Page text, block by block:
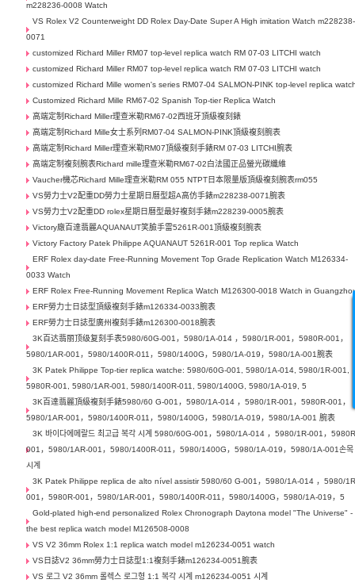
m228236-0008 Watch
VS Rolex V2 Counterweight DD Rolex Day-Date Super A High imitation Watch m228238-
0071
customized Richard Miller RM07 top-level replica watch RM 07-03 LITCHI watch
customized Richard Miller RM07 top-level replica watch RM 07-03 LITCHI watch
customized Richard Mille women's series RM07-04 SALMON-PINK top-level replica
Customized Richard Mille RM67-02 Spanish Top-tier Replica Watch
高端定制Richard Miller理查米勒RM67-02西班牙頂級複刻錶
高端定制Richard Mille女士系列RM07-04 SALMON-PINK頂級複刻腕表
高端定制Richard Miller理查米勒RM07頂級複刻手錶RM 07-03 LITCHI腕表
高端定制複刻腕表Richard mille理查米勒RM67-02白法國正品螢光碳纖維
Vaucher機芯Richard Mille理查米勒RM 055 NTPT日本限量版頂級複刻腕表rm055
VS勞力士V2配重DD勞力士星期日曆型超A高仿手錶m228238-0071腕表
VS勞力士V2配重DD rolex星期日曆型最好複刻手錶m228239-0005腕表
Victory廠百達翡麗AQUANAUT笑臉手雷5261R-001頂級複刻腕表
Victory Factory Patek Philippe AQUANAUT 5261R-001 Top replica Watch
ERF Rolex day-date Free-Running Movement Top Grade Replication Watch M126334-
0033 Watch
ERF Rolex Free-Running Movement Replica Watch M126300-0018 Watch in
ERF勞力士日誌型頂級複刻手錶m126334-0033腕表
ERF勞力士日誌型廣州複刻手錶m126300-0018腕表
3K百达翡丽顶级复刻手表5980/60G-001，5980/1A-014 ，5980/1R-001，5980R-001，
5980/1AR-001，5980/1400R-011，5980/1400G，5980/1A-019，5980/1A-001腕表
3K Patek Philippe Top-tier replica watche: 5980/60G-001, 5980/1A-014, 5980/1R-001,
5980R-001, 5980/1AR-001, 5980/1400R-011, 5980/1400G, 5980/1A-019, 5
3K百達翡麗頂級複刻手錶5980/60 G-001，5980/1A-014 ，5980/1R-001，5980R-001，
5980/1AR-001，5980/1400R-011，5980/1400G，5980/1A-019，5980/1A-001 腕表
3K 바이다에메랄드 최고급 복각 시계 5980/60G-001，5980/1A-014 ，5980/1R-001，
001，5980/1AR-001，5980/1400R-011，5980/1400G，5980/1A-019，5980/1A-001손목
시계
3K Patek Philippe replica de alto nível assistir 5980/60 G-001，5980/1A-014 ，5980/
001，5980R-001，5980/1AR-001，5980/1400R-011，5980/1400G，5980/1A-019，5
Gold-plated high-end personalized Rolex Chronograph Daytona model "The Universe" -
the best replica watch model M126508-0008
VS V2 36mm Rolex 1:1 replica watch model m126234-0051 watch
VS日誌V2 36mm勞力士日誌型1:1複刻手錶m126234-0051腕表
VS 로그 V2 36mm 롤렉스 로그형 1:1 복각 시계 m126234-0051 시계